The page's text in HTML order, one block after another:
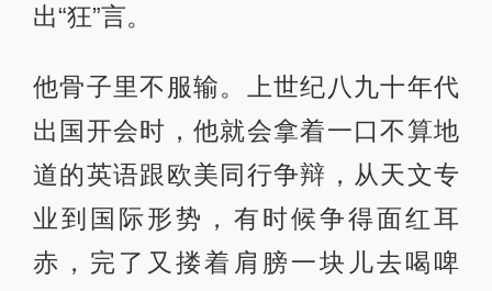
出“狂”言。
他骨子里不服输。上世纪八九十年代
出国开会时，他就会拿着一口不算地
道的英语跟欧美同行争辩，从天文专
业到国际形势，有时候争得面红耳
赤，完了又搂着肩膀一块儿去喝啤